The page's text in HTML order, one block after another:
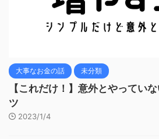
大事なお金の話 未分類
【これだけ！】意外とやってい
ツ
2023/1/4